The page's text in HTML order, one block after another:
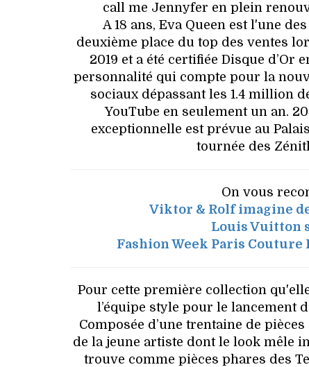
call me Jennyfer en plein
A 18 ans, Eva Queen est l'une
deuxième place du top des ventes
2019 et a été certifiée Disque d’Or
personnalité qui compte pour la
sociaux dépassant les 1.4 million
YouTube en seulement un an.
exceptionnelle est prévue au
tournée des
On vous
Viktor & Rolf imagine
Louis Vuitton
Fashion Week Paris Couture
Pour cette première collection
l’équipe style pour le lancement
Composée d’une trentaine de
de la jeune artiste dont le look mêle
trouve comme pièces phares des